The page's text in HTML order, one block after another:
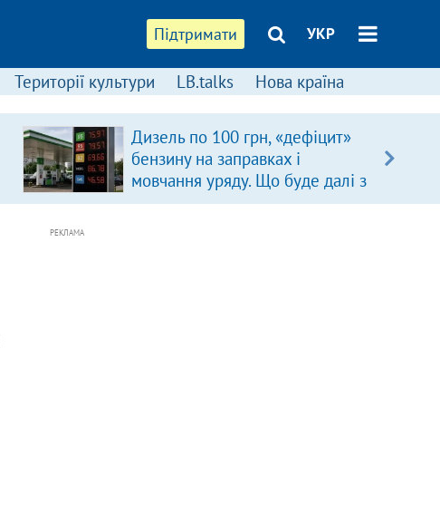
Підтримати УКР
Території культури LB.talks Нова країна
Дизель по 100 грн, «дефіцит»
бензину на заправках і
мовчання уряду. Що буде далі з
цінами на пальне?
РЕКЛАМА